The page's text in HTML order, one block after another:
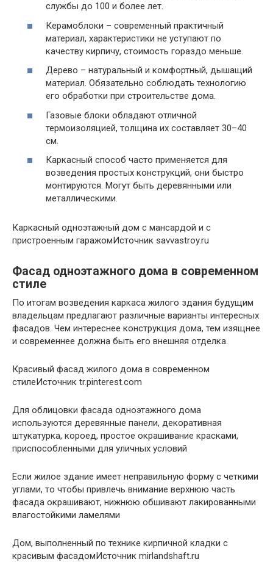
службы до 100 и более лет.
Керамоблоки – современный практичный
материал, характеристики не уступают по
качеству кирпичу, стоимость гораздо меньше.
Дерево – натуральный и комфортный, дышащий
материал. Обязательно соблюдать технологию
его обработки при строительстве дома.
Газовые блоки обладают отличной
термоизоляцией, толщина их составляет 30–40
см.
Каркасный способ часто применяется для
возведения простых конструкций, они быстро
монтируются. Могут быть деревянными или
металлическими.
Каркасный одноэтажный дом с мансардой и с
пристроенным гаражомИсточник savvastroy.ru
Фасад одноэтажного дома в современном
стиле
По итогам возведения каркаса жилого здания будущим
владельцам предлагают различные варианты интересных
фасадов. Чем интереснее конструкция дома, тем изящнее
и современнее должна быть его внешняя отделка.
Красивый фасад жилого дома в современном
стилеИсточник tr.pinterest.com
Для облицовки фасада одноэтажного дома
используются деревянные панели, декоративная
штукатурка, короед, простое окрашивание красками,
приспособленными для уличных условий
Если жилое здание имеет неправильную форму с четкими
углами, то чтобы привлечь внимание верхнюю часть
фасада окрашивают, нижнюю обшивают лакированными
влагостойкими ламелями
Дом, выполненный по технике кирпичной кладки с
красивым фасадомИсточник mirlandshaft.ru